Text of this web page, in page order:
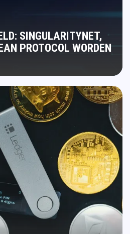
SINGULARITYNET,
PROTOCOL WORDEN